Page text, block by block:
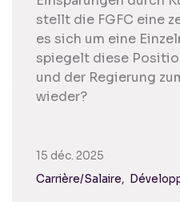
stellt die FGFC eine
es sich um eine
spiegelt diese
und der Regierung
wieder?
15 déc. 2025
Carrière/Salaire